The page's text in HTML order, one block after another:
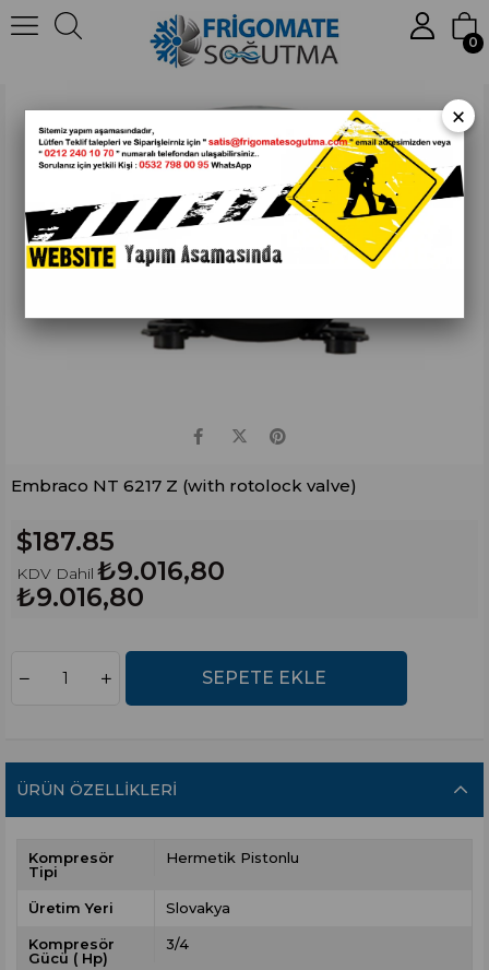
0
Anasayfa Kompresörler Embraco NT 6217 Z (with rotolock valve)
Embraco NT 6217 Z (with rotolock valve)
$187.85
KDV Dahil ₺9.016,80
₺9.016,80
ÜRÜN ÖZELLIKLERI
Kompresör
Tipi
Hermetik Pistonlu
Üretim Yeri Slovakya
Kompresör
Gücü ( Hp)
3/4
×